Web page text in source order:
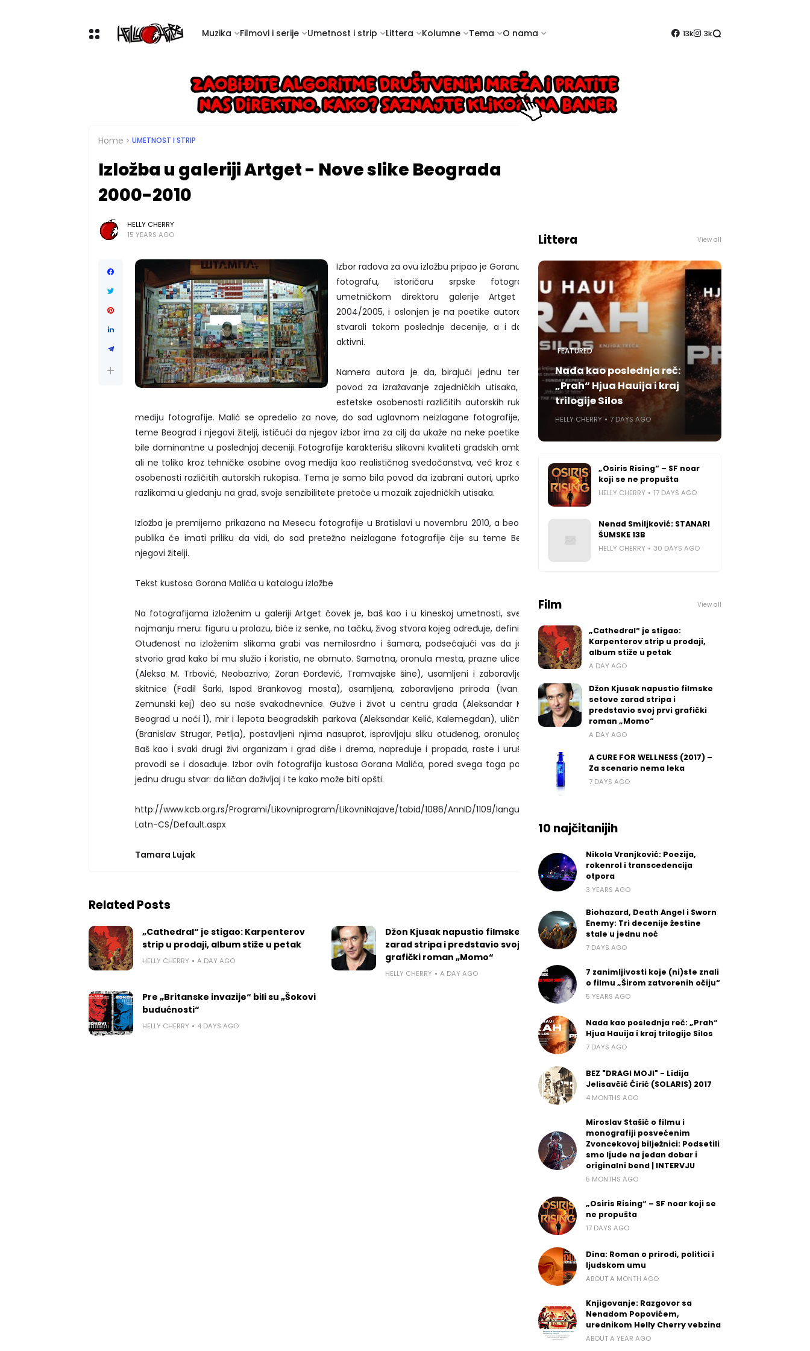
Muzika Filmovi i serije Umetnost i strip Littera Kolumne Tema O nama 13k 3k
Home UMETNOST I STRIP
Izložba u galeriji Artget - Nove slike Beograda
2000-2010
HELLY CHERRY
15 YEARS AGO
Izbor radova za ovu izložbu pripao je Goranu Maliću,
fotografu, istoričaru srpske fotografije i
umetničkom direktoru galerije Artget KCB-a
2004/2005, i oslonjen je na poetike autora koji su
stvarali tokom poslednje decenije, a i danas su
aktivni.
Namera autora je da, birajući jednu temu kao
povod za izražavanje zajedničkih utisaka, pokaže
estetske osobenosti različitih autorskih rukopisa u
mediju fotografije. Malić se opredelio za nove, do sad uglavnom neizlagane fotografije, čije su
teme Beograd i njegovi žitelji, ističući da njegov izbor ima za cilj da ukaže na neke poetike koje su
bile dominantne u poslednjoj deceniji. Fotografije karakterišu slikovni kvaliteti gradskih ambijenata,
ali ne toliko kroz tehničke osobine ovog medija kao realističnog svedočanstva, već kroz estetske
osobenosti različitih autorskih rukopisa. Tema je samo bila povod da izabrani autori, uprkos ličnim
razlikama u gledanju na grad, svoje senzibilitete pretoče u mozaik zajedničkih utisaka.
Izložba je premijerno prikazana na Mesecu fotografije u Bratislavi u novembru 2010, a beogradska
publika će imati priliku da vidi, do sad pretežno neizlagane fotografije čije su teme Beograd i
njegovi žitelji.
Tekst kustosa Gorana Malića u katalogu izložbe
Na fotografijama izloženim u galeriji Artget čovek je, baš kao i u kineskoj umetnosti, sveden na
najmanju meru: figuru u prolazu, biće iz senke, na tačku, živog stvora kojeg određuje, definiše grad.
Otuđenost na izloženim slikama grabi vas nemilosrdno i šamara, podsećajući vas da je čovek
stvorio grad kako bi mu služio i koristio, ne obrnuto. Samotna, oronula mesta, prazne ulice i trgovi
(Aleksa M. Trbović, Neobazrivo; Zoran Đorđević, Tramvajske šine), usamljeni i zaboravljeni ljudi,
skitnice (Fadil Šarki, Ispod Brankovog mosta), osamljena, zaboravljena priroda (Ivan Stanić,
Zemunski kej) deo su naše svakodnevnice. Gužve i život u centru grada (Aleksandar Mirković,
Beograd u noći 1), mir i lepota beogradskih parkova (Aleksandar Kelić, Kalemegdan), ulična vreva
(Branislav Strugar, Petlja), postavljeni njima nasuprot, ispravljaju sliku otuđenog, oronulog grada.
Baš kao i svaki drugi živi organizam i grad diše i drema, napreduje i propada, raste i urušava se,
provodi se i dosađuje. Izbor ovih fotografija kustosa Gorana Malića, pored svega toga pokazuje i
jednu drugu stvar: da ličan doživljaj i te kako može biti opšti.
http://www.kcb.org.rs/Programi/Likovniprogram/LikovniNajave/tabid/1086/AnnID/1109/language/sr-
Latn-CS/Default.aspx
Tamara Lujak
Related Posts
„Cathedral“ je stigao: Karpenterov
strip u prodaji, album stiže u petak
HELLY CHERRY A DAY AGO
Džon Kjusak napustio filmske setove
zarad stripa i predstavio svoj prvi
grafički roman „Momo“
HELLY CHERRY A DAY AGO
Pre „Britanske invazije“ bili su „Šokovi
budućnosti“
HELLY CHERRY 4 DAYS AGO
Littera View all
FEATURED
Nada kao poslednja reč:
„Prah“ Hjua Hauija i kraj
trilogije Silos
HELLY CHERRY 7 DAYS AGO
„Osiris Rising“ – SF noar
koji se ne propušta
HELLY CHERRY 17 DAYS AGO
Nenad Smiljković: STANARI
ŠUMSKE 13B
HELLY CHERRY 30 DAYS AGO
Film View all
„Cathedral“ je stigao:
Karpenterov strip u prodaji,
album stiže u petak
A DAY AGO
Džon Kjusak napustio filmske
setove zarad stripa i
predstavio svoj prvi grafički
roman „Momo“
A DAY AGO
A CURE FOR WELLNESS (2017) –
Za scenario nema leka
7 DAYS AGO
10 najčitanijih
Nikola Vranjković: Poezija,
rokenrol i transcedencija
otpora
3 YEARS AGO
Biohazard, Death Angel i Sworn
Enemy: Tri decenije žestine
stale u jednu noć
7 DAYS AGO
7 zanimljivosti koje (ni)ste znali
o filmu „Širom zatvorenih očiju“
5 YEARS AGO
Nada kao poslednja reč: „Prah“
Hjua Hauija i kraj trilogije Silos
7 DAYS AGO
BEZ "DRAGI MOJI" - Lidija
Jelisavčić Ćirić (SOLARIS) 2017
4 MONTHS AGO
Miroslav Stašić o filmu i
monografiji posvećenim
Zvoncekovoj bilježnici: Podsetili
smo ljude na jedan dobar i
originalni bend | INTERVJU
5 MONTHS AGO
„Osiris Rising“ – SF noar koji se
ne propušta
17 DAYS AGO
Dina: Roman o prirodi, politici i
ljudskom umu
ABOUT A MONTH AGO
Knjigovanje: Razgovor sa
Nenadom Popovićem,
urednikom Helly Cherry vebzina
ABOUT A YEAR AGO